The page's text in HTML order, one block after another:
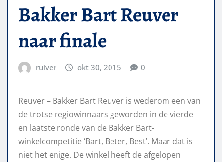
Bakker Bart Reuver
naar finale
ruiver okt 30, 2015 0
Reuver – Bakker Bart Reuver is wederom een van
de trotse regiowinnaars geworden in de vierde
en laatste ronde van de Bakker Bart-
winkelcompetitie ‘Bart, Beter, Best’. Maar dat is
niet het enige. De winkel heeft de afgelopen